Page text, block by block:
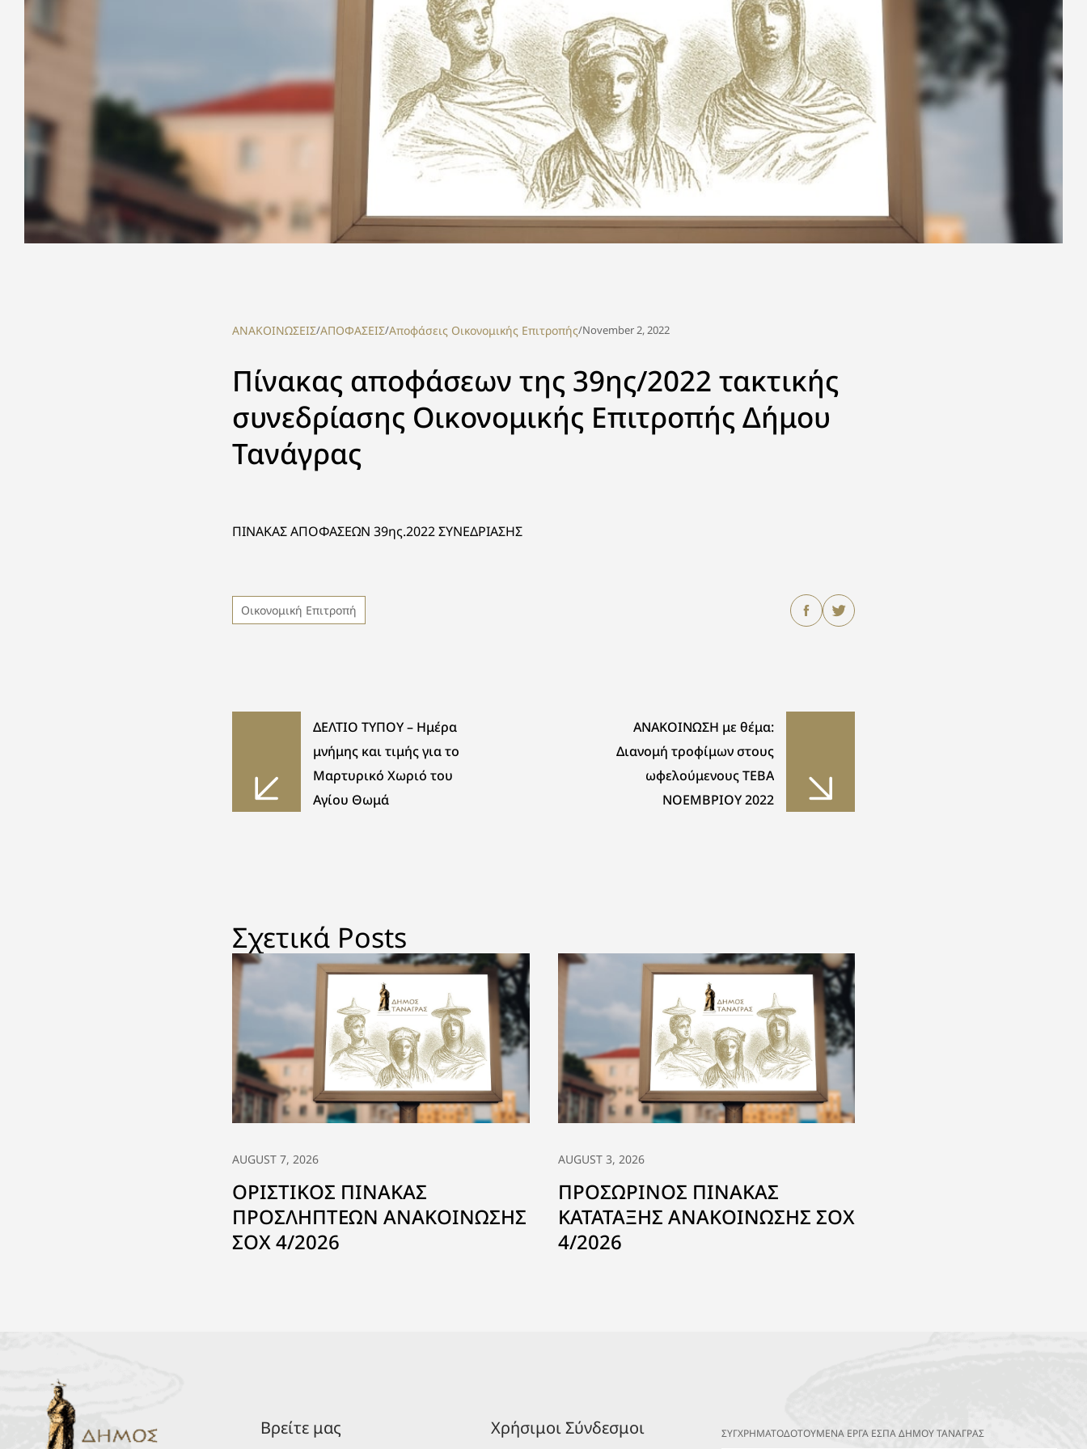
ΑΝΑΚΟΙΝΩΣΕΙΣ/ΑΠΟΦΑΣΕΙΣ/Αποφάσεις Οικονομικής Επιτροπής/November 2, 2022
Πίνακας αποφάσεων της 39ης/2022 τακτικής
συνεδρίασης Οικονομικής Επιτροπής Δήμου
Τανάγρας
ΠΙΝΑΚΑΣ ΑΠΟΦΑΣΕΩΝ 39ης.2022 ΣΥΝΕΔΡΙΑΣΗΣ
Οικονομική Επιτροπή
ΔΕΛΤΙΟ ΤΥΠΟΥ – Ημέρα
μνήμης και τιμής για το
Μαρτυρικό Χωριό του
Αγίου Θωμά
ΑΝΑΚΟΙΝΩΣΗ με θέμα:
Διανομή τροφίμων στους
ωφελούμενους ΤΕΒΑ
ΝΟΕΜΒΡΙΟΥ 2022
Σχετικά Posts
AUGUST 7, 2026
ΟΡΙΣΤΙΚΟΣ ΠΙΝΑΚΑΣ
ΠΡΟΣΛΗΠΤΕΩΝ ΑΝΑΚΟΙΝΩΣΗΣ
ΣΟΧ 4/2026
AUGUST 3, 2026
ΠΡΟΣΩΡΙΝΟΣ ΠΙΝΑΚΑΣ
ΚΑΤΑΤΑΞΗΣ ΑΝΑΚΟΙΝΩΣΗΣ ΣΟΧ
4/2026
Βρείτε μας Χρήσιμοι Σύνδεσμοι ΣΥΓΧΡΗΜΑΤΟΔΟΤΟΥΜΕΝΑ ΕΡΓΑ ΕΣΠΑ ΔΗΜΟΥ ΤΑΝΑΓΡΑΣ